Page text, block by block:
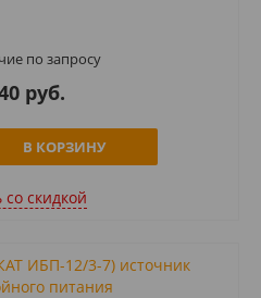
по запросу
руб.
В КОРЗИНУ
cо скидкой
ИБП-12/3-7) источник
питания